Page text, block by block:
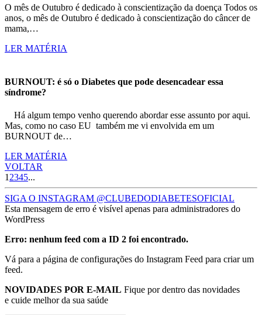
O mês de Outubro é dedicado à conscientização da doença Todos os
anos, o mês de Outubro é dedicado à conscientização do câncer de
mama,…
LER MATÉRIA
BURNOUT: é só o Diabetes que pode desencadear essa
síndrome?
Há algum tempo venho querendo abordar esse assunto por aqui.
Mas, como no caso EU também me vi envolvida em um
BURNOUT de…
LER MATÉRIA
VOLTAR
1 2345...
SIGA O INSTAGRAM @CLUBEDODIABETESOFICIAL
Esta mensagem de erro é visível apenas para administradores do
WordPress
Erro: nenhum feed com a ID 2 foi encontrado.
Vá para a página de configurações do Instagram Feed para criar um
feed.
NOVIDADES POR E-MAIL Fique por dentro das novidades
e cuide melhor da sua saúde